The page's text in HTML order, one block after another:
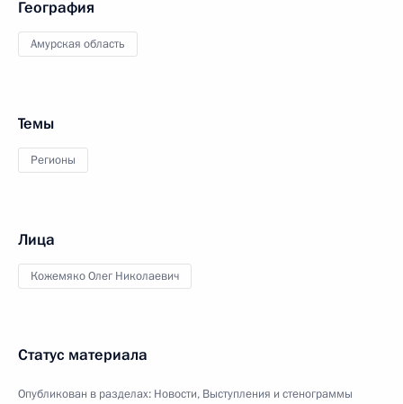
География
Амурская область
Темы
Регионы
Лица
Кожемяко Олег Николаевич
Статус материала
Опубликован в разделах: Новости, Выступления и стенограммы